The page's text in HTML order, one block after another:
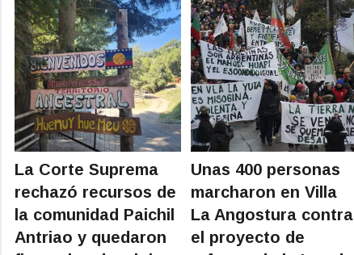
La Corte Suprema
rechazó recursos de
la comunidad Paichil
Antriao y quedaron
Unas 400 personas
marcharon en Villa
La Angostura contra
el proyecto de